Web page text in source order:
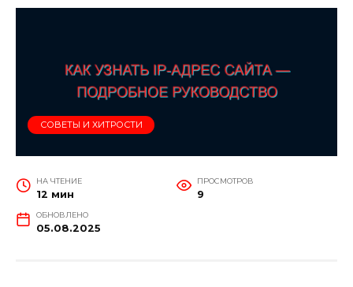
СОВЕТЫ И ХИТРОСТИ
НА ЧТЕНИЕ
12 мин
ПРОСМОТРОВ
9
ОБНОВЛЕНО
05.08.2025